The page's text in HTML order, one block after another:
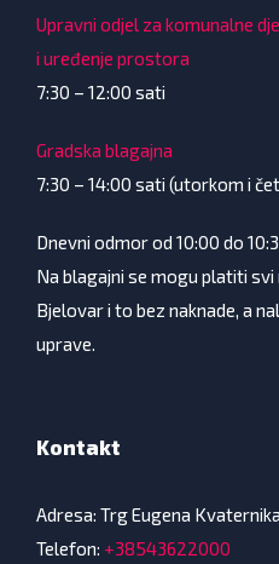
Upravni odjel za komunalne
i uređenje prostora
7:30 – 12:00 sati
Gradska blagajna
7:30 – 14:00 sati (utorkom i
Dnevni odmor od 10:00 do
Na blagajni se mogu platiti svi
Bjelovar i to bez naknade, a
uprave.
Kontakt
Adresa: Trg Eugena
Telefon: +38543622000